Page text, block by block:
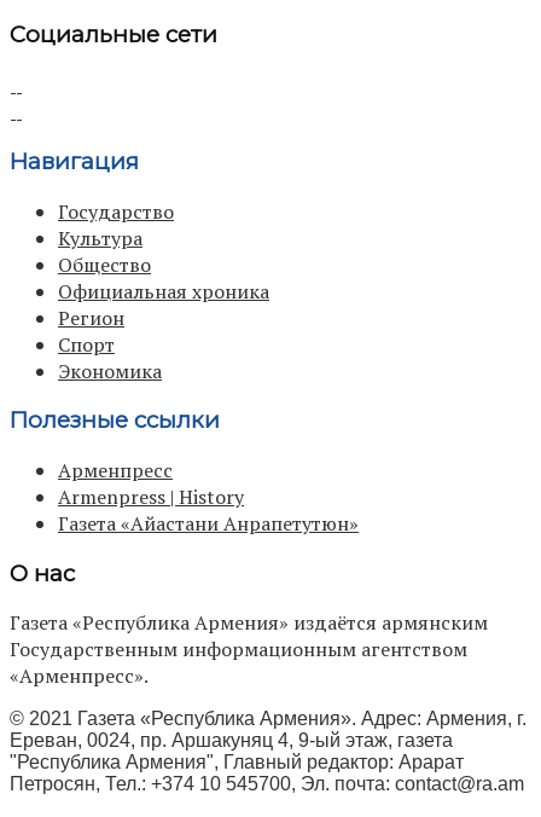
Социальные сети
Навигация
Государство
Культура
Общество
Официальная хроника
Регион
Спорт
Экономика
Полезные ссылки
Арменпресс
Armenpress | History
Газета «Айастани Анрапетутюн»
О нас
Газета «Республика Армения» издаётся армянским
Государственным информационным агентством
«Арменпресс».
© 2021 Газета «Республика Армения». Адрес: Армения, г.
Ереван, 0024, пр. Аршакуняц 4, 9-ый этаж, газета
"Республика Армения", Главный редактор: Арарат
Петросян, Тел.: +374 10 545700, Эл. почта: contact@ra.am